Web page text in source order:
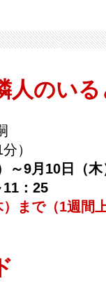
人のいる
）
～9月10日（木
：25
まで（1週間